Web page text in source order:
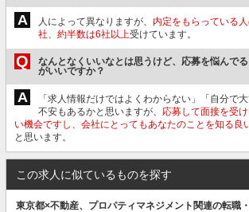
A 人によって異なりますが、 内定をもらっている
社、約半数は6社以上受けています。
Q
なんとなくいいなとは思うけど、応募を悩んで
がいいですか？
A
「求人情報だけではよくわからない」「自分で
不安もあるかと思いますが、 応募して面接を受
い機会ですし、会社にとってもあなたのことを知る良
と思います。
この求人に似ているものを探す
東京都×不動産、プロパティマネジメント関連の転職